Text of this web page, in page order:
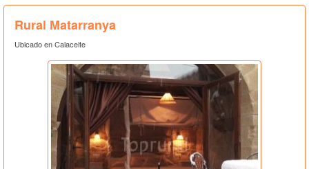
Rural Matarranya
Ubicado en Calaceite